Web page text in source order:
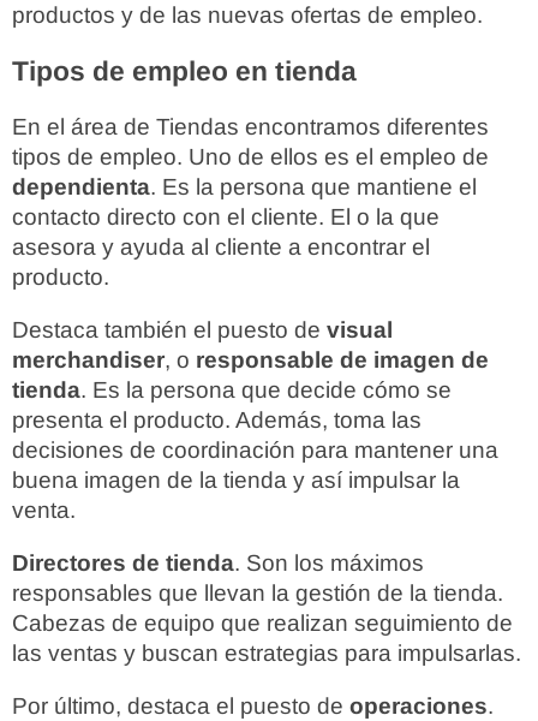
productos y de las nuevas ofertas de empleo.
Tipos de empleo en tienda
En el área de Tiendas encontramos diferentes
tipos de empleo. Uno de ellos es el empleo de
dependienta. Es la persona que mantiene el
contacto directo con el cliente. El o la que
asesora y ayuda al cliente a encontrar el
producto.
Destaca también el puesto de visual
merchandiser, o responsable de imagen de
tienda. Es la persona que decide cómo se
presenta el producto. Además, toma las
decisiones de coordinación para mantener una
buena imagen de la tienda y así impulsar la
venta.
Directores de tienda. Son los máximos
responsables que llevan la gestión de la tienda.
Cabezas de equipo que realizan seguimiento de
las ventas y buscan estrategias para impulsarlas.
Por último, destaca el puesto de operaciones.